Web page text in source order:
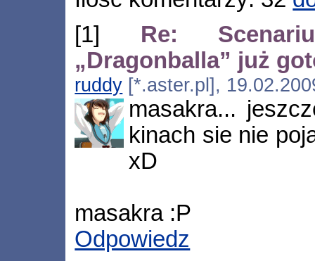
[1] Re:
„Dragonballa” już
ruddy [*.aster.pl],
masakra...
kinach sie nie
xD
masakra :P
Odpowiedz